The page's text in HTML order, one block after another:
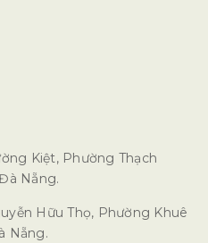
Kiệt, Phường Thạch
Nẵng.
Hữu Thọ, Phường Khuê
Nẵng.